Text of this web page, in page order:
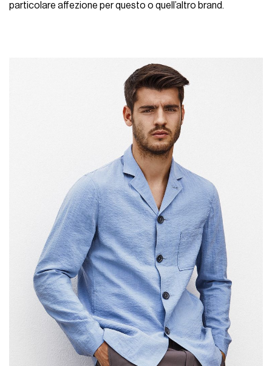
particolare affezione per questo o quell’altro brand.